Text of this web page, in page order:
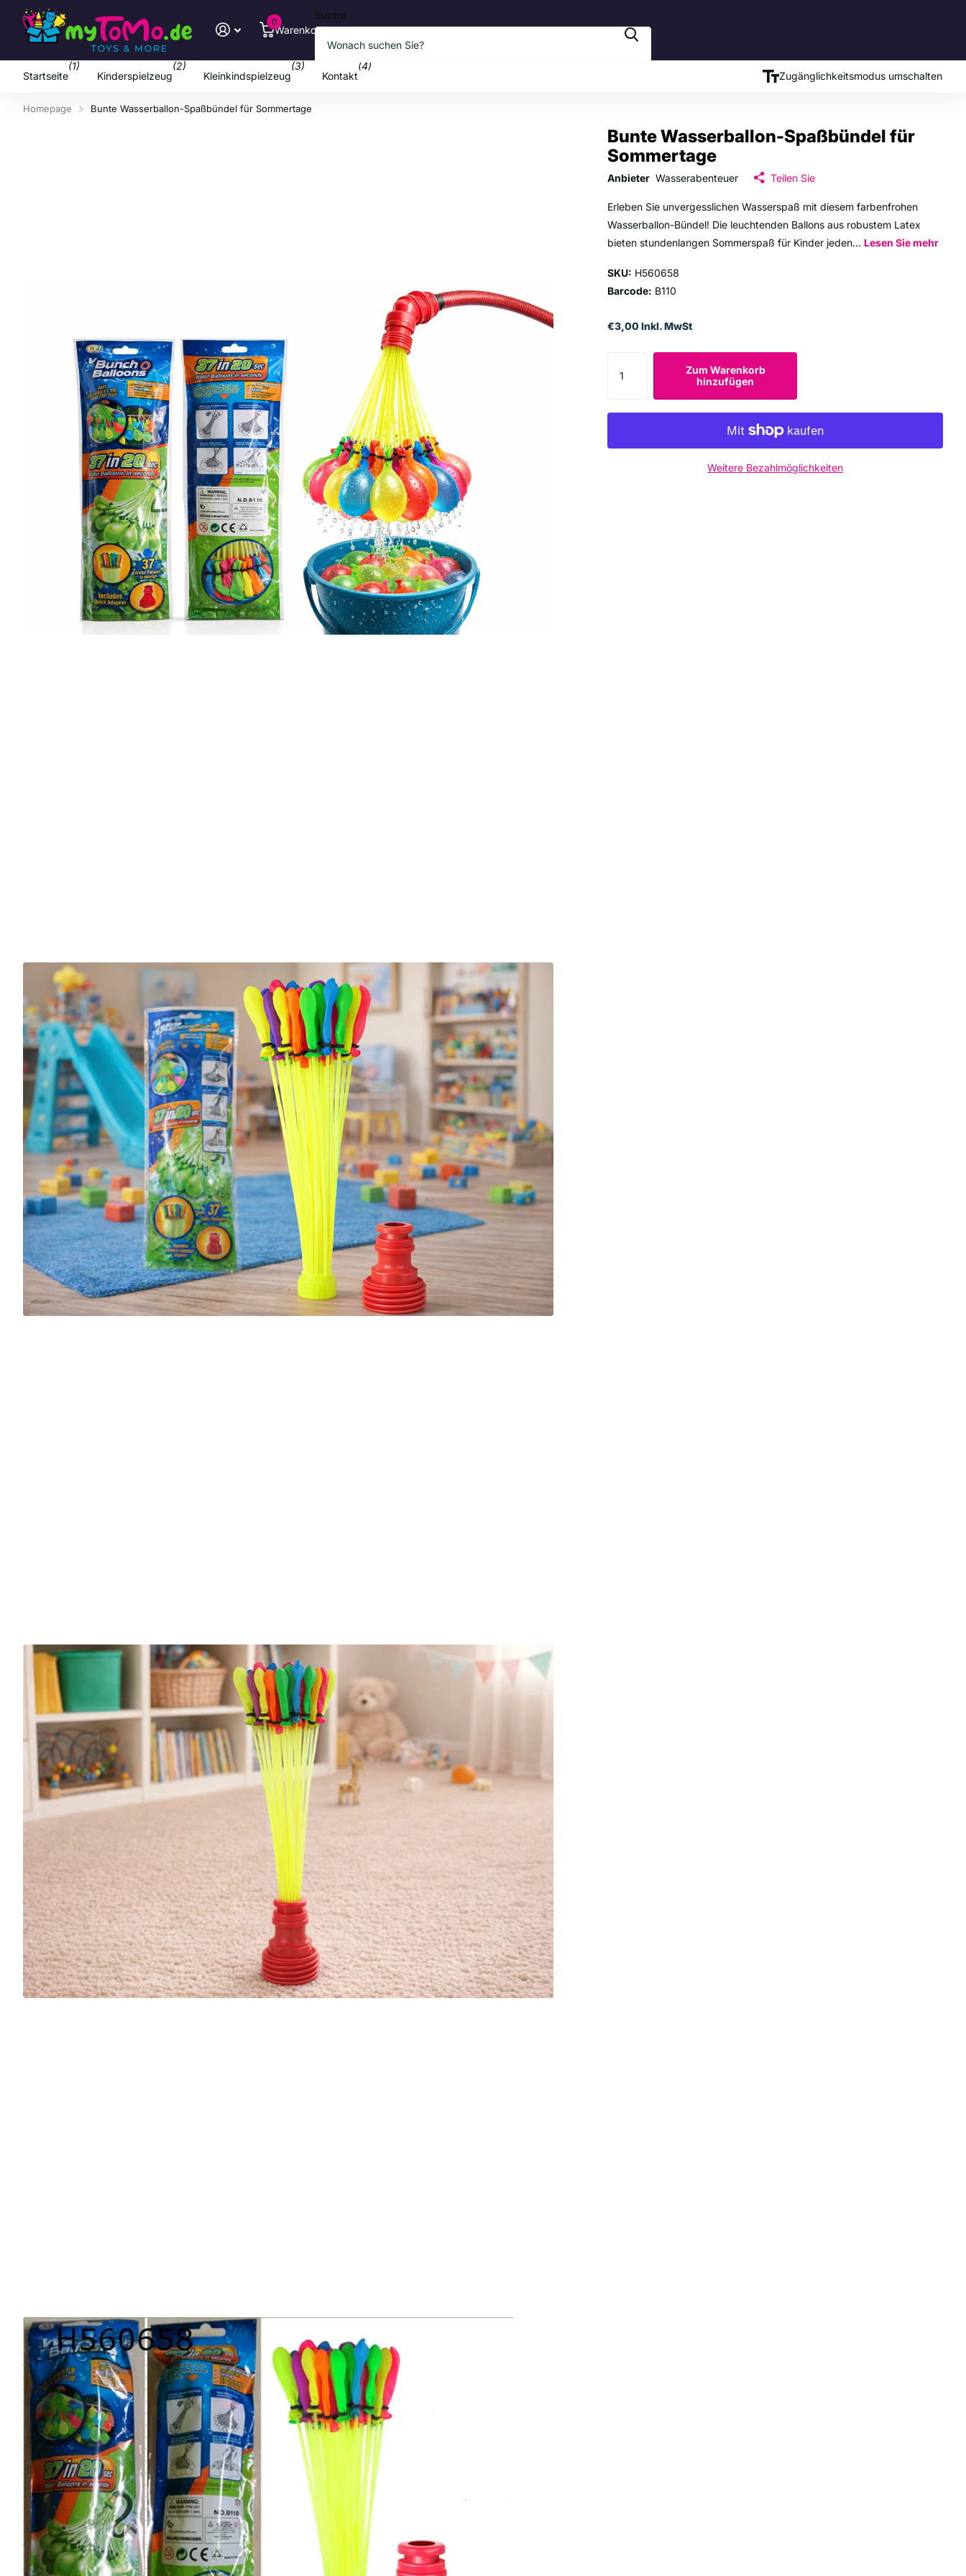
Suche
Warenkorb
0
Startseite
(1)
Kinderspielzeug
(2)
Kleinkindspielzeug
(3)
Kontakt
(4)
Zugänglichkeitsmodus umschalten
Homepage Bunte Wasserballon-Spaßbündel für Sommertage
Bunte Wasserballon-Spaßbündel für
Sommertage
Anbieter Wasserabenteuer Teilen Sie
Erleben Sie unvergesslichen Wasserspaß mit diesem farbenfrohen
Wasserballon-Bündel! Die leuchtenden Ballons aus robustem Latex
bieten stundenlangen Sommerspaß für Kinder jeden... Lesen Sie mehr
SKU: H560658
Barcode: B110
€3,00 Inkl. MwSt
Zum Warenkorb
hinzufügen
Weitere Bezahlmöglichkeiten